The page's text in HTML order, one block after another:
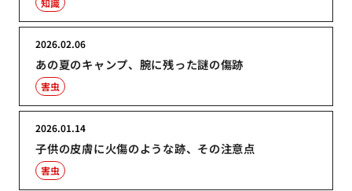
あの夏のキャンプ、腕に残った謎の傷跡
2026.02.06
害虫
子供の皮膚に火傷のような跡、その注意点
2026.01.14
害虫